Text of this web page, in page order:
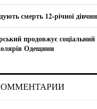
смерть 12-річної
продовжує соціальний
Одещини